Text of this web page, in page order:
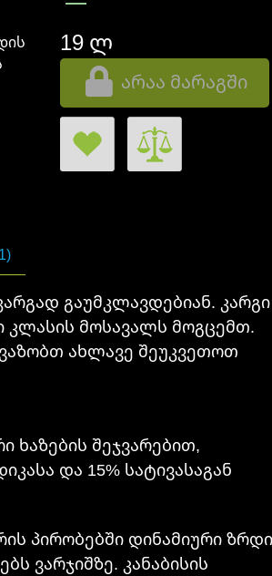
19 ლ
არაა მარაგში
გაუმკლავდებიან. კარგი
კლასის მოსავალს მოგცემთ.
ახლავე შეუკვეთოთ
ხაზების შეჯვარებით,
და 15% სატივასაგან
პირობებში დინამიური
ვარჯიშზე. კანაბისის